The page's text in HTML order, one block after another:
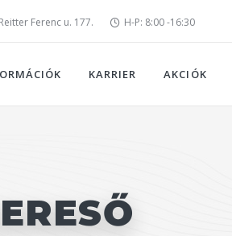
Ferenc u. 177. H-P: 8:00 -16:30
KARRIER AKCIÓK